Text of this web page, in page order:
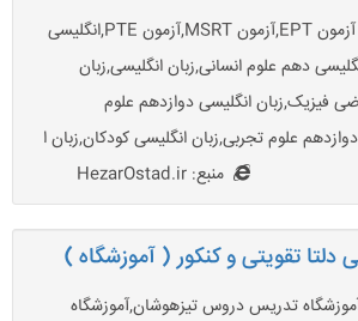
همه مقاطع سنی آزمون EPT,آزمون MSRT,آزمون PTE,انگلیسی
دهم علوم انسانی,زبان انگلیسی,زبان
فیزیک,زبان انگلیسی دوازدهم علوم
علوم تجربی,زبان انگلیسی کودکان,زبان ا
منبع: HezarOstad.ir
دلتا تقویتی و کنکور ( آموزشگاه )
آموزشگاه تدریس دروس تیزهوشان,آموزشگاه